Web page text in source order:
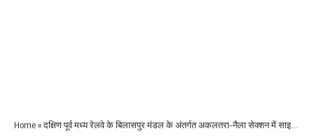
Home»दक्षिण पूर्व मध्य रेलवे के बिलासपुर मंडल के अंतर्गत अकलतरा–नैला सेक्शन में साइडिंग कनेक्टिविटी व ऑटो सिग्नलिंग का कार्य किया जायेगा